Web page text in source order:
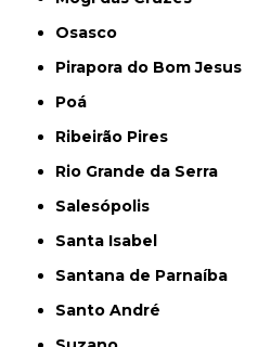
Osasco
Pirapora do Bom Jesus
Poá
Ribeirão Pires
Rio Grande da Serra
Salesópolis
Santa Isabel
Santana de Parnaíba
Santo André